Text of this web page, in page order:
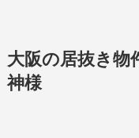
大阪の居抜き物
神様